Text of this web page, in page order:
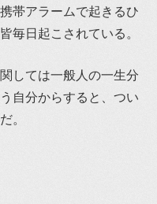
帯アラームで起きるひ
毎日起こされている。
しては一般人の一生分
自分からすると、つい
。